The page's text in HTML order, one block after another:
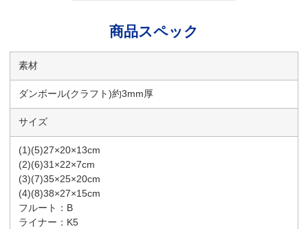
商品スペック
素材
ダンボール(クラフト)約3mm厚
サイズ
(1)(5)27×20×13cm
(2)(6)31×22×7cm
(3)(7)35×25×20cm
(4)(8)38×27×15cm
フルート：B
ライナー：K5